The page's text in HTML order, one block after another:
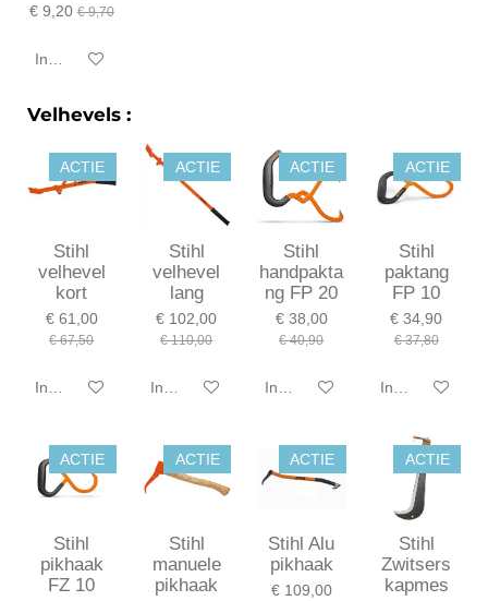
€ 9,20 € 9,70
In winkelwagen
Velhevels :
ACTIE
Stihl
velhevel
kort
€ 61,00
€ 67,50
In winkelwagen
ACTIE
Stihl
velhevel
lang
€ 102,00
€ 110,00
In winkelwagen
ACTIE
Stihl
handpakta
ng FP 20
€ 38,00
€ 40,90
In winkelwagen
ACTIE
Stihl
paktang
FP 10
€ 34,90
€ 37,80
In winkelwagen
ACTIE
Stihl
pikhaak
FZ 10
ACTIE
Stihl
manuele
pikhaak
ACTIE
Stihl Alu
pikhaak
€ 109,00
ACTIE
Stihl
Zwitsers
kapmes